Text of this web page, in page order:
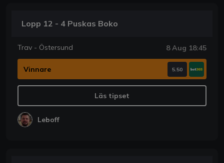
Lopp 12 - 4 Puskas Boko
Trav - Östersund 8 Aug 18:45
Vinnare 5.50
Läs tipset
Leboff